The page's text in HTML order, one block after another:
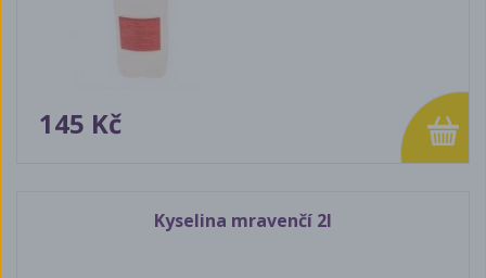
145 Kč
Kyselina mravenčí 2l